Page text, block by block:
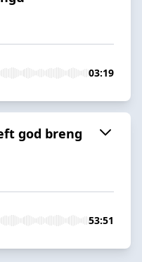
03:19
god breng
53:51